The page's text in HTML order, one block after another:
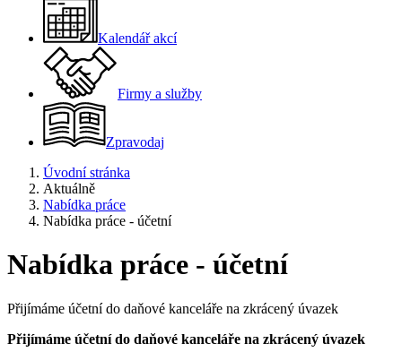
Kalendář akcí
Firmy a služby
Zpravodaj
Úvodní stránka
Aktuálně
Nabídka práce
Nabídka práce - účetní
Nabídka práce - účetní
Přijímáme účetní do daňové kanceláře na zkrácený úvazek
Přijímáme účetní do daňové kanceláře na zkrácený úvazek